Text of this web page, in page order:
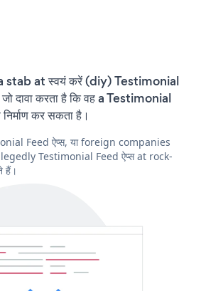
stab at स्वयं करें (diy) Testimonial
दावा करता है कि वह a Testimonial
कर सकता है।
Feed ऐप्स, या foreign companies
Testimonial Feed ऐप्स at rock-
हैं।